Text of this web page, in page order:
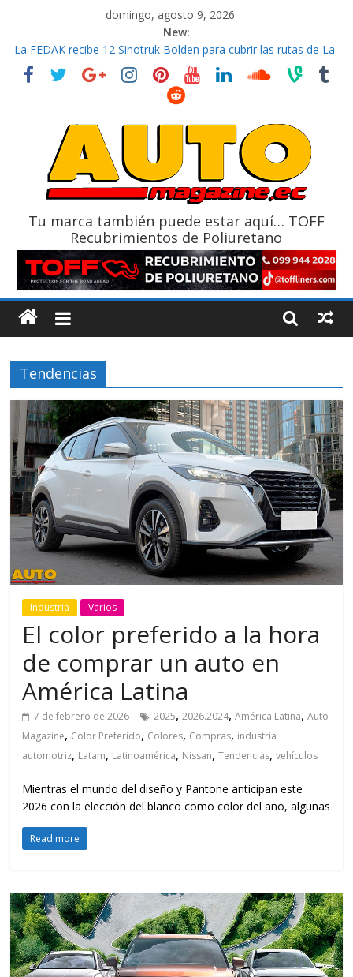
domingo, agosto 9, 2026
New:
La FEDAK recibe 12 Sinotruk Bolden para cubrir las rutas de La
Vuelta
El costo de tener un vehículo gana protagonismo a la hora de
¿Qué puede pasar con tu vehículo si permanece varios días sin
La Vuelta al Ecuador 2026, edición 47ª, recorre 7 provincias en 8
Tu marca también puede estar aquí… TOFF
Recubrimientos de Poliuretano
Tendencias
Industria Varios
El color preferido a la hora
de comprar un auto en
América Latina
7 de febrero de 2026 2025,2026.2024,América Latina,Auto
Magazine, Color Preferido, Colores, Compras, industria
automotriz, Latam, Latinoamérica, Nissan,Tendencias,vehículos
Mientras el mundo del diseño y Pantone anticipan este
2026 con la elección del blanco como color del año, algunas
Read more